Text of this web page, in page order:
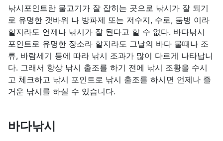
낚시포인트란 물고기가 잘 잡히는 곳으로 낚시가 잘 되기
로 유명한 갯바위 나 방파제 또는 저수지, 수로, 둠벙 이라
할지라도 언제나 낚시가 잘 된다고 할 수 없다. 바다낚시
포인트로 유명한 장소라 할지라도 그날의 바다 물때나 조
류, 바람세기 등에 따라 낚시 조과가 많이 다르게 나타납니
다. 그래서 항상 낚시 출조를 하기 전에 낚시 조황을 수시
고 체크하고 낚시 포인트로 낚시 출조를 하시면 언제나 즐
거운 낚시를 하실 수 있습니다.
바다낚시